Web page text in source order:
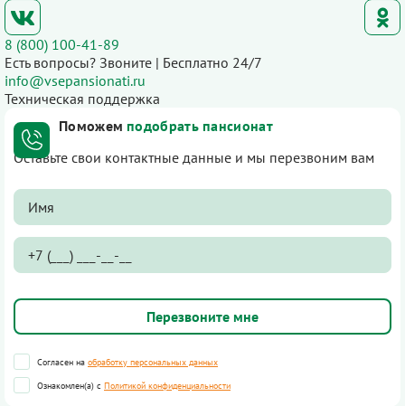
8 (800) 100-41-89
Есть вопросы? Звоните | Бесплатно 24/7
info@vsepansionati.ru
Техническая поддержка
Поможем подобрать пансионат
Оставьте свои контактные данные и мы перезвоним вам
Согласен на обработку персональных данных
Ознакомлен(а) с Политикой конфиденциальности